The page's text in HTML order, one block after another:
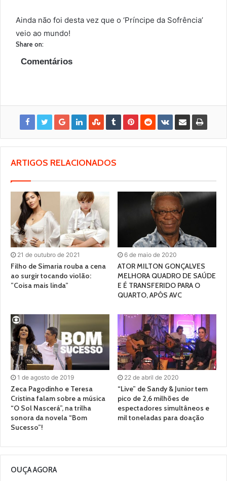
Ainda não foi desta vez que o ‘Príncipe da Sofrência’
veio ao mundo!
Share on:
Comentários
ARTIGOS RELACIONADOS
21 de outubro de 2021
Filho de Simaria rouba a cena
ao surgir tocando violão:
”Coisa mais linda”
6 de maio de 2020
ATOR MILTON GONÇALVES
MELHORA QUADRO DE SAÚDE
E É TRANSFERIDO PARA O
QUARTO, APÓS AVC
1 de agosto de 2019
Zeca Pagodinho e Teresa
Cristina falam sobre a música
“O Sol Nascerá”, na trilha
sonora da novela “Bom
Sucesso”!
22 de abril de 2020
“Live” de Sandy & Junior tem
pico de 2,6 milhões de
espectadores simultâneos e
mil toneladas para doação
OUÇA AGORA